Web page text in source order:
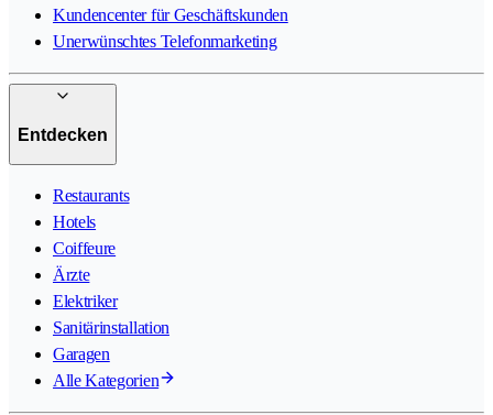
Kundencenter für Geschäftskunden
Unerwünschtes Telefonmarketing
Entdecken
Restaurants
Hotels
Coiffeure
Ärzte
Elektriker
Sanitärinstallation
Garagen
Alle Kategorien